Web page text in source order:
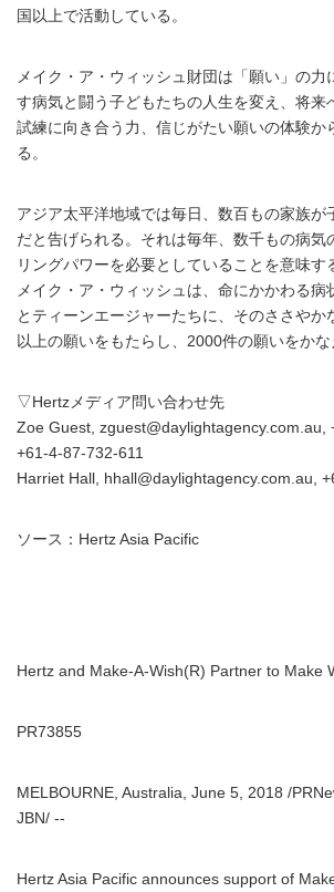
国以上で活動している。
メイク・ア・ウィッシュ財団は「願い」の力
す病気と闘う子どもたちの人生を変え、将来
試練に向き合う力、信じがたい願いの体験か
る。
アジア太平洋地域では毎日、数百もの家族が
だと告げられる。それは毎年、数千もの病気
リングパワーを必要としていることを意味す
メイク・ア・ウィッシュは、命にかかわる病
とティーンエージャーたちに、そのささやか
以上の願いをもたらし、2000件の願いをかな
▽Hertzメディア問い合わせ先
Zoe Guest, zguest@daylightagency.com.au,
+61-4-87-732-611
Harriet Hall, hhall@daylightagency.com.au,
ソース：Hertz Asia Pacific
Hertz and Make-A-Wish(R) Partner to Make
PR73855
MELBOURNE, Australia, June 5, 2018 /
JBN/ --
Hertz Asia Pacific announces support of